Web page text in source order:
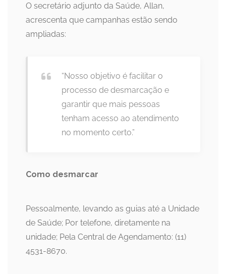
O secretário adjunto da Saúde, Allan,
acrescenta que campanhas estão sendo
ampliadas:
“Nosso objetivo é facilitar o
processo de desmarcação e
garantir que mais pessoas
tenham acesso ao atendimento
no momento certo.”
Como desmarcar
Pessoalmente, levando as guias até a Unidade
de Saúde; Por telefone, diretamente na
unidade; Pela Central de Agendamento: (11)
4531-8670.